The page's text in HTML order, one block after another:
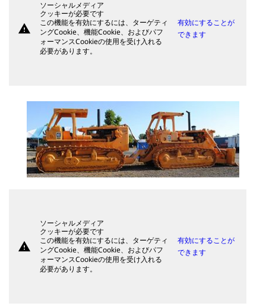
warning
ソーシャルメディア
クッキーが必要です
この機能を有効にするには、ターゲティ
ングCookie、機能Cookie、およびパフ
ォーマンスCookieの使用を受け入れる
必要があります。
有効にすることが
できます
warning
ソーシャルメディア
クッキーが必要です
この機能を有効にするには、ターゲティ
ングCookie、機能Cookie、およびパフ
ォーマンスCookieの使用を受け入れる
必要があります。
有効にすることが
できます